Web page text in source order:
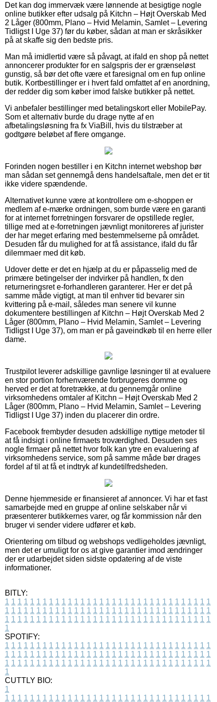
Det kan dog immervæk være lønnende at besigtige nogle
online butikker efter udsalg på Kitchn – Højt Overskab Med
2 Låger (800mm, Plano – Hvid Melamin, Samlet – Levering
Tidligst I Uge 37) før du køber, sådan at man er skråsikker
på at skaffe sig den bedste pris.
Man må imidlertid være så påvagt, at ifald en shop på nettet
annoncerer produkter for en salgspris der er grænseløst
gunstig, så bør det ofte være et faresignal om en fup online
butik. Kortbestillinger er i hvert fald omfattet af en anordning,
der redder dig som køber imod falske butikker på nettet.
Vi anbefaler bestillinger med betalingskort eller MobilePay.
Som et alternativ burde du drage nytte af en
afbetalingsløsning fra fx ViaBill, hvis du tilstræber at
godtgøre beløbet af flere omgange.
Forinden nogen bestiller i en Kitchn internet webshop bør
man sådan set gennemgå dens handelsaftale, men det er tit
ikke videre spændende.
Alternativet kunne være at kontrollere om e-shoppen er
medlem af e-mærke ordningen, som burde være en garanti
for at internet forretningen forsvarer de opstillede regler,
tillige med at e-forretningen jævnligt monitoreres af jurister
der har meget erfaring med bestemmelserne på området.
Desuden får du mulighed for at få assistance, ifald du får
dilemmaer med dit køb.
Udover dette er det en hjælp at du er påpasselig med de
primære betingelser der indvirker på handlen, fx den
returneringsret e-forhandleren garanterer. Her er det på
samme måde vigtigt, at man til enhver tid bevarer sin
kvittering på e-mail, således man senere vil kunne
dokumentere bestillingen af Kitchn – Højt Overskab Med 2
Låger (800mm, Plano – Hvid Melamin, Samlet – Levering
Tidligst I Uge 37), om man er på gaveindkøb til en herre eller
dame.
Trustpilot leverer adskillige gavnlige løsninger til at evaluere
en stor portion forhenværende forbrugeres domme og
herved er det at foretrække, at du gennemgår online
virksomhedens omtaler af Kitchn – Højt Overskab Med 2
Låger (800mm, Plano – Hvid Melamin, Samlet – Levering
Tidligst I Uge 37) inden du placerer din ordre.
Facebook frembyder desuden adskillige nyttige metoder til
at få indsigt i online firmaets troværdighed. Desuden ses
nogle firmaer på nettet hvor folk kan ytre en evaluering af
virksomhedens service, som på samme måde bør drages
fordel af til at få et indtryk af kundetilfredsheden.
Denne hjemmeside er finansieret af annoncer. Vi har et fast
samarbejde med en gruppe af online selskaber når vi
præsenterer butikkernes varer, og får kommission når den
bruger vi sender videre udfører et køb.
Orientering om tilbud og webshops vedligeholdes jævnligt,
men det er umuligt for os at give garantier imod ændringer
der er udarbejdet siden sidste opdatering af de viste
informationer.
BITLY:
1 1 1 1 1 1 1 1 1 1 1 1 1 1 1 1 1 1 1 1 1 1 1 1 1 1 1 1 1 1 1 1 1
1 1 1 1 1 1 1 1 1 1 1 1 1 1 1 1 1 1 1 1 1 1 1 1 1 1 1 1 1 1 1 1 1
1 1 1 1 1 1 1 1 1 1 1 1 1 1 1 1 1 1 1 1 1 1 1 1 1 1 1 1 1 1 1 1 1
1
SPOTIFY:
1 1 1 1 1 1 1 1 1 1 1 1 1 1 1 1 1 1 1 1 1 1 1 1 1 1 1 1 1 1 1 1 1
1 1 1 1 1 1 1 1 1 1 1 1 1 1 1 1 1 1 1 1 1 1 1 1 1 1 1 1 1 1 1 1 1
1 1 1 1 1 1 1 1 1 1 1 1 1 1 1 1 1 1 1 1 1 1 1 1 1 1 1 1 1 1 1 1 1
1
CUTTLY BIO:
1
1 1 1 1 1 1 1 1 1 1 1 1 1 1 1 1 1 1 1 1 1 1 1 1 1 1 1 1 1 1 1 1 1